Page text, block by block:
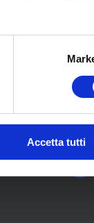
Accetta tutti